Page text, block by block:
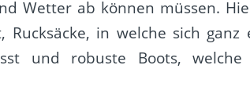
Wetter ab können müssen.
in welche sich ganz
und robuste Boots,